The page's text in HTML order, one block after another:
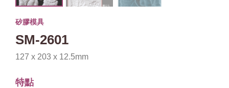
矽膠模具
SM-2601
127 x 203 x 12.5mm
特點